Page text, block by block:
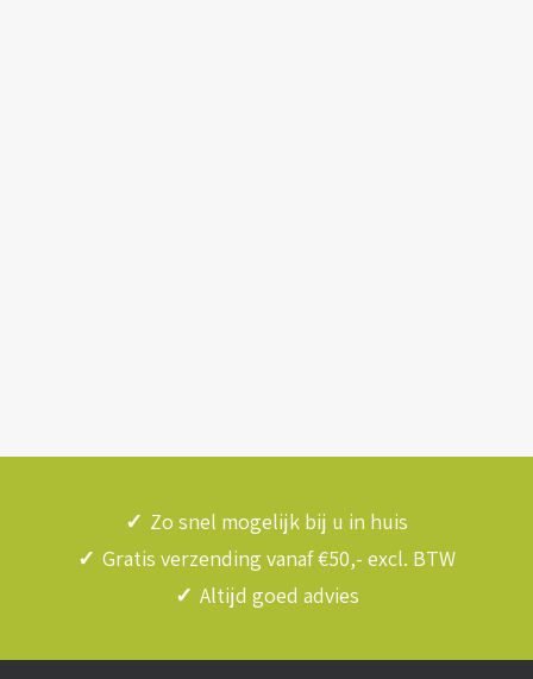
✓ Zo snel mogelijk bij u in huis
✓ Gratis verzending vanaf €50,- excl. BTW
✓ Altijd goed advies